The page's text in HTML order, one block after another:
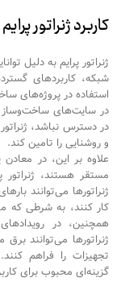
کاربرد ژنراتور
ژنراتور پرایم به دلیل
شبکه، کاربردهای
استفاده در پروژه‌های
در سایت‌های
در دسترس نباشد، ژنراتور
و روشنایی را تامین کند.
علاوه بر این، در
مستقر هستند،
ژنراتورها می‌توانند
کار کنند، به شرطی که
همچنین، در
ژنراتورها می‌توانند
تجهیزات را فراهم
گزینه‌ای محبوب برای